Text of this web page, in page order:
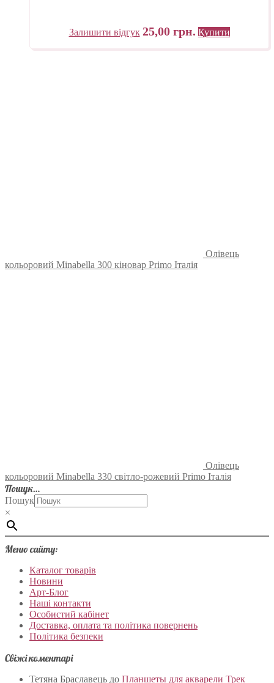
Залишити відгук 25,00 грн. Купити
Олівець
кольоровий Minabella 300 кіновар Primo Італія
Олівець
кольоровий Minabella 330 світло-рожевий Primo Італія
Пошук…
Пошук
×
Меню сайту:
Каталог товарів
Новини
Арт-Блог
Наші контакти
Особистий кабінет
Доставка, оплата та політика повернень
Політика безпеки
Свіжі коментарі
Тетяна Браславець до Планшеты для акварели Трек